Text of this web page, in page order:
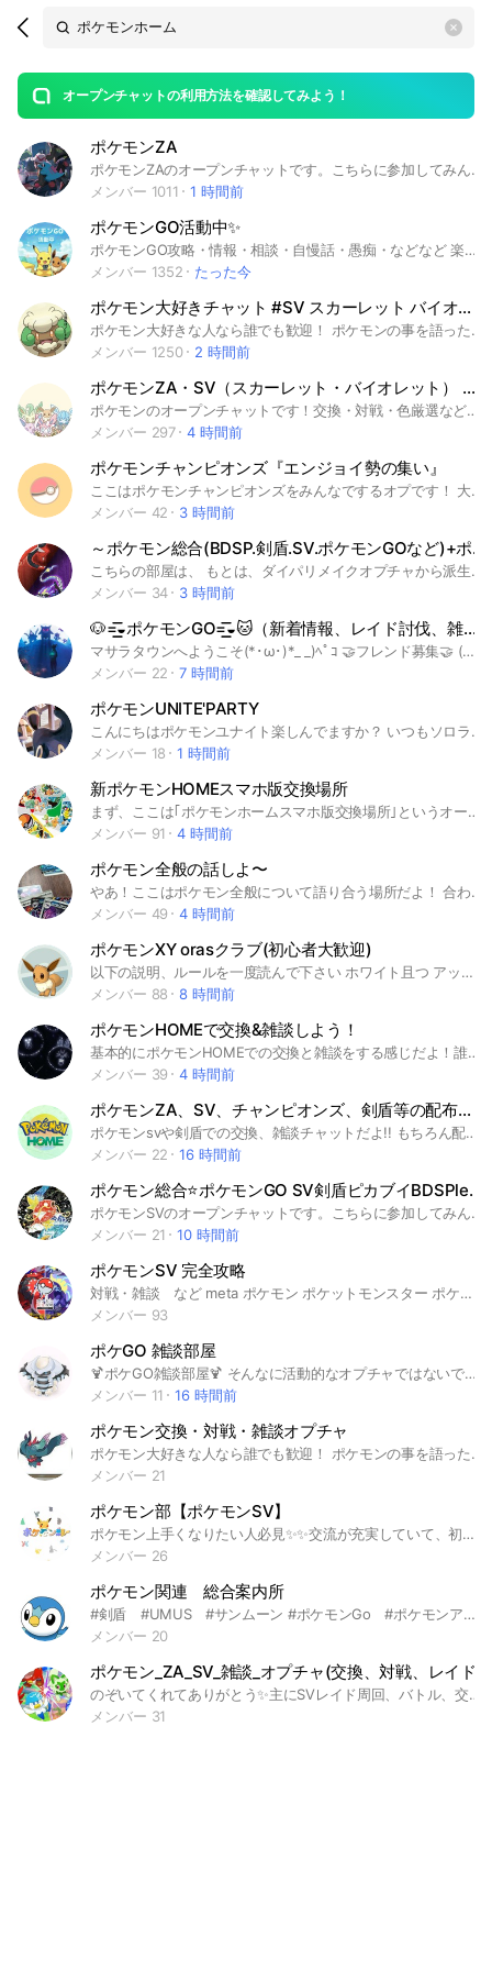
Search
OpenChats
messages
search
area
オープンチャットの利用方法を確認してみよう！
open
ポケモンZA
ポケモンZAのオープンチャットです。こちらに参加してみんなでポケモン楽しみましょう！ ポケモン ポケットモンスター ポケカ ポケモンカード ゲーム ピカチュウ イーブイ ピカブイ USM usm ウルトラ サン ムーン 剣盾 ソード シールド ポケGO ホーム HOME ポケダン ポケモン不思議のダンジョン 鎧の孤島 冠の雪原 ポケモンスナップ スナップ ポケスナトレード レイド Switch
メンバー 1011
1 時間前
ポケモンGO活動中✨
ポケモンGO攻略・情報・相談・自慢話・愚痴・などなど 楽しいメンバーが毎日にぎやかにトーク中😄 時には真剣にまた時にはおふざけも アットホームなオプチャです 是非ご参加くださいね ⚠️ここではフレンドコードを貼らないで下さい （専用のルームやノートがありますので そちらでよろしくお願いします） 🔺入室後はアナウンス&ノートの確認をしてから 投稿して下さい #ポケモンGO #ポケ活 #ポケモン #ポケGO #ゲーム #攻略 #レイドバトル #トレーナー #オープンチャット #情報交換 #ゲーム #攻略 #フレンド募集 #ポケGO #雑談 フレンド募集ルーム、バトルルーム、レイド招待ルームもアナウンスやノートから飛べますのでよろしくお願いします
メンバー 1352
たった今
ポケモン大好きチャット #SV スカーレット バイオレット スカバイ
ポケモン大好きな人なら誰でも歓迎！ ポケモンの事を語ったり 情報を交換したり 攻略・構築の相談をしたり ポケモンの事なら何でも 色々雑談しましょう meta ポケモン ポケットモンスター ポケカ ポケモンカード ゲーム ピカチュウ イーブイ ピカブイ USM usm ウルトラ サン ムーン 剣盾 ソード シールド ポケGO ホーム HOME ポケダン ポケモン不思議のダンジョン 鎧の孤島 冠の雪原 ポケモンスナップ スナップ ポケスナトレード レイド Switch スイッチ ダイパ ブリリアント ダイヤモンド シャイニング パール ダイパリメイク BDSP LEGENDS アルセウス スカーレット バイオレット SV スカー バイオ スカバイ チャンピオン ポケチャン
メンバー 1250
2 時間前
ポケモンZA・SV（スカーレット・バイオレット） 対戦・色違い交換＆配布部屋
ポケモンのオープンチャットです！交換・対戦・色厳選などしてみんなで楽しみましょう！ チャンピオンズ Champions 赤 緑 青 ピカチュウ 金 銀 クリスタル ルビー サファイア ファイアレッド リーフグリーン エメラルド ダイヤモンド パール プラチナ ハートゴールド ソウルシルバー ブラック ホワイト ブラック2 ホワイト2 X・Y オメガルビー アルファサファイア サン ムーン ウルトラサン ウルトラムーン Let’s Go! ピカチュウ Let’s Go! イーブイ ソード シールド ブリリアントダイヤモンド シャイニングパール Pokémon LEGENDS アルセウス スカーレット バイオレット ZA 攻略 図鑑 ふしぎなおくりもの 色違い 個体値 努力値 配布 過去作 伝説 準伝説 幻 鬼退治 キタカミ 碧の仮面 藍の円盤 DLC SV 最新作 レイド ポケモンセンター ポケモンgo ポケモンスリープ ポケモンカード switch 3DS ポケモンホーム ポケモンHOME ポケモンバンク
メンバー 297
4 時間前
ポケモンチャンピオンズ『エンジョイ勢の集い』
ここはポケモンチャンピオンズをみんなでするオプです！ 大会なども開催予定！ 初心者やポケモンをこれから始めようと思っている方是非！！ #ポケモン #ポケットモンスター #ポケモンチャンピオンズ #Pokemon #ポケモンSV #ポケモンgo #ポケモンホーム #対戦
メンバー 42
3 時間前
～ポケモン総合(BDSP.剣盾.SV.ポケモンGOなど)+ポケモン勉強部屋～
こちらの部屋は、 もとは、ダイパリメイクオプチャから派生してできたポケモン勉強メインのオプチャを作り替え、 「ポケモン総合(BDSP剣盾)+ポケモン勉強」オプチャとして再開した部屋です。 剣盾はやってるけど、ダイパリメイクはやってない、 剣盾もダイパリメイクも過去作も全部プレイしました、 今はまだポケモンをやったことないけどスカーレット・バイオレットから始めてみようかな？ 初心者だから、いろいろポケモンについて勉強したい！ スカーレット・バイオレットで、久しぶりにポケモンやります！ など、どんな方でも参加自由です。 ポケモンの勉強については、努力値や個体値、技構成、性格、タイプ相性、ストーリーのことなどポケモンのことならなんでも質問可です。大会参加者や育成論者が多数、回答者として参加しています。ポケモンについて学び、一緒に強くなりませんか？ ∗質問する際は、ある程度調べてから質問するようにしましょう。ネットの制限があり調べられないときは、その旨を伝えてから質問をお願いします。 ∗質疑応答中の横やり禁止です。(質問者の邪魔になる行為のことです。トークが流れてしまったり話が脱線したりするおそれがあるため) 参考画像を貼ったり、画像に線を引いたりしてサポートするのは🆗です‼️ ∗質疑応答が始まりましたら雑談を中断していただけるよう、協力お願いします。(質疑応答のトークが流れてしまうため。) ∗オプチャルールは厳守でお願いします。(アカウント凍結やオプチャ削除のおそれがあるため) まずは気楽に参加してみてください！ #ポケモン #ダイパリメイク#BDSP #ブリリアントダイヤモンド #シャイニングパール #剣盾 #SwSh #ソード・シールド #スカーレット・バイオレット #スカバイ #SV #ポケモンGO #ピカブイ #レジェンズアルセウス #ポケモンホーム #ポケモンユナイト #レイド #対戦 #交換 #マルチ #情報交換 #図鑑 #色違い #種族値 #個体値 #努力値 #性格 #特性 #わざ #技 #技構成 #育成論 #大会 #持ち物 #もちもの #パーティー #旅パ #結論パ #ポフィン #タイプ #ポケモン赤緑 #ポケモン金銀 #ポケモンルビーサファイア #ポケモンダイヤモンドパール #ポケモンブラックホワイト #ポケモンXY #ポケモンサンムーン
メンバー 34
3 時間前
🐶=͟͟͞͞◒ポケモンGO=͟͟͞͞◒🐱（新着情報、レイド討伐、雑談⭕)
マサラタウンへようこそ(*･ω･)*_ _)ﾍﾟｺ 🤝フレンド募集🤝 (ギフト、フレ欲しい方ギフト交換希望と書いてフレンドコード📷✨スクショ📷✨を貼ってからフレンドコード番号貼るようにして下さい) 👊レイドバトル共討👊 (募集する場合、レイドお誘いしてもらう方も必ず○○レイド、募集等記載してからフレンドコード画面をスクショしてからフレンドコード番号を貼るようにして下さい(1度限りの方は1度限りでフレンド切りますと書いてください)) 雑談 分からない事 ✉️質問等✉️ ガンガン聞いて下さい。 📷自慢写メ📸 (どしどしして下さい) 気軽に入室して下さいね☺️ ガチガチしたOPENチャット嫌なのでアットホームな感じでやってけたらと思います☺️ 日常会話あり (これ大事) ❌禁止事項❌ ❌LINE、番号聞いたトレーナー❌ ❌即退会させます❌ （発見した方は、即執行役員に連絡して下さい） LINEアカウントのペナルティを受けますので気をつけてください。 出来るだけ敬語を使って下さい。 ❌相手を不快にさせる発言❌ (ポケモン自慢以外) 位置偽造ポケモンの発言 ポケモンGOの規約に反する発言 以上 (注意事項) 随時更新しますので 宜しくお願いします🙇‍♂️ 皆さんで良いオープンチャットにしましょう😁 (臨時更新していきます。)
メンバー 22
7 時間前
ポケモンUNITE'PARTY
こんにちはポケモンユナイト楽しんでますか？ いつもソロランで苦しんで楽しくなくなってる方 下手だからと思って組む勇気のない方デュオ・トリオ・フルパ組んで楽しくランク・カジュアル・クイック老若男女問わず遊びませんか〜♪少人数制でアットホームなオプにしたいと思ってます。もちろん初心者の方も歓迎♪初心者でまだランク低いようでしたら言っていただければサブ垢でお手伝いor練習にお付き合いします。（腕前は中級レベルですが💦）子育て中に合間時に遊びたい方も大歓迎♪ 「上手くないからパーティー組んだ方に迷惑かけると思いデュオ等組む勇気がないな〜」とお考えのあなた大丈夫！初めから上手な人は居ないんだから皆んなで上手くなろ〜 誰とも比べさせるな。誰からも学びまくれ！がモットーの主です。（自分の尊敬するアーティストの言葉です👍） ただ暴言など相手を尊重しない方は強制退会させていただきますm(_ _)m #ポケモン#ユナイト#ポケモンユナイト #初心者#大人#子育 令和8年1月5日開設
メンバー 18
1 時間前
新ポケモンHOMEスマホ版交換場所
まず、ここは｢ポケモンホームスマホ版交換場所｣というオープンチャットの主さんが機能しなくなってしまったので旧メンバーによりこのオープンチャットを制作し『新ポケモンホームスマホ版交換場所』として新たに活動しています😉👍 旧ポケモンホームスマホ版交換場所にいる方は、できる限りここに移動お願いしますm(__)m ここではメインはポケモンホームスマホ版での交換 そして本家、ポケGO、ポケモン雑談などポケモン関連のオープンチャットです✨ ポケモンが好きな人はぜひここに遊びに来てください！ 【現在の詐欺や改造交換逃げの総数】 🌟1回🌟 指名手配 おさかなドラゴン ZBBTJPRGLTSC 【現在の荒らしの数】 🔥0回🔥 【再参加禁止になった方】 ⚠️125人⚠️ #ポケモン #ポケモンホーム #ポケモンGO #ポケモンSV #ポケモン剣盾 #ポケモン雑談 #ポケモン交換 #ポケモンHOME #ポケモン本家 #ポケとる #ポケモンZA #ポケモン情報 #Pokémon #雑談 #交換 #ポケモンHOME #Pokémon HOME #ポケモンバンク #ポケムーバー #ZA #SV #剣盾 #USUM #ORAS #SM #XY #BW2 #BW #BDSP #DPt#LGPE #HGSS #E #OR #FRRG #C #金銀 #黄 #青 #赤緑 #RGBP
メンバー 91
4 時間前
ポケモン全般の話しよ〜
やあ！ここはポケモン全般について語り合う場所だよ！ 合わないと思ったら抜けて大丈夫！ ポケカやポケポケ、ポケモンGOやポケモンZA.SV.SM.MEGA？等のシリーズについての話など。此処は皆で楽しく話そうと考えています。入ってくれると嬉しいです！是非入って下さい！！また、此処では皆の意見を可能な限り取り込んでいきたいと思いますので、是非、意見等があったら遠慮なくお伝え下さい。尚、荒らしなどの問題行為は再入室不可にします。まずしないで⭐️ #ポケモン #Pocketmonster #ポケモンGO #ポケGO #ポケポケ #PocketmonsterPocket #ポケモンカード #ポケカ #ピカブイ #ピカチュウ #イーブイ #剣盾 #ソード #シールド #ダイパリメイク #DPSP #ブリリアントダイヤモンド #シャイニングパール #レジェアル #LA #レジェンズアルセウス #SV #スカーレット #ヴァイオレット #ZA #Z-A #ポケモンホーム #色違い厳選 #ポケモンチャンピオンズ#ポケチャン#Pokémon Champions
メンバー 49
4 時間前
ポケモンXY orasクラブ(初心者大歓迎)
以下の説明、ルールを一度読んで下さい ホワイト且つ アットホームな温かいオプチャです！ 主にポケモンXY、orasに ついての相談や雑談、 意見交換を行っています。 対戦・交換などのお誘いも OKです！ 大会やジムバトルなどの楽しい イベントも不定期に開催してます！ 他の世代や「ポケダン」 などの外伝(？)作品の話も そこそこ知ってるので サブトークルームにて 気軽に話して下さい！！！ 玄人の方や これから始めようかなー？ という方も誰でも大歓迎です！ もしよかったらノートに軽い 自己紹介をして下さい。 フレコも載せてくれると助かるなぁ～。 💮注意事項💮 ✅荒らしや暴言などの行為は お断りします。万が一そのような 人がいても下手に対応しないで下さい。 他人を不快にさせない 程度のタメ口は許可します。 ✅他のオプチャさんの宣伝、 勧誘、リンクの転載は 管理人または副管理人の 許可が降りるまで控えて下さい。 ✅私の都合上、加入時などの 挨拶ができないor遅れる場合があるので ご了承ください。 ✅加入してすぐポケモンや道具を ねだる行為(クレクレ)は やめて下さい。挨拶くらいは してもらわないと悲しいよぉ。 挨拶してからすぐ というのもね… まぁいいけどw ✅ポケモンや道具の売買 (実際のお金を使った取引) は禁止しています。 ✅即抜けもやめて下さい。 ✅改造などの不正行為をしないで 下さい。 (乱数調整とかは…まぁ許すかも) ✅改造と思われるポケモンや道具を 持っている場合は逃がしたり捨てたり して下さい。「これって改造？」と 疑問に思ったら遠慮なく相談してね。 (悪いのは改造を持ってる人でなく 作った人です！) ✅改造を匂わすことや 非常識なことを言ってくる人が いたら、メンションするなどして 教えて下さいな。 ✅本オプチャを退会する際、 できれば何か一言言って欲しいです。 同時に ノートを書いていた場合 削除をお願いします。 ✅まともな異議・申し立てがあれば 遠慮なく言って下さい。 ⭐ここまで読んでくださって ありがとうございます！ #ポケモン #ポケモンXY #ポケモンoras #第六世代 #第6世代 #急上昇ランキング1位 #イーブイのアイコン #ジラーチ氏
メンバー 88
8 時間前
ポケモンHOMEで交換&雑談しよう！
基本的にポケモンHOMEでの交換と雑談をする感じだよ！誰でも大歓迎⭐️ポケポケ 、ポケフレ、もちろんどのポケモンの世代の話でもOK！ #ポケモン #ポケモンホーム #ポケモンGO#ポケモンSV #ポケモン剣盾 #ポケモン雑談#ポケモン交換 #ポケモンHOME #ポケモン本家#ポケとる#ポケモンZA #ポケモン情報#ポケポケ#ポケモンチャンピオンズ#ポケモンユナイト#ポケモンマスターズex#ポケモンスクランブル#ポケモンピクロス#ポケモン新作
メンバー 39
4 時間前
ポケモンZA、SV、チャンピオンズ、剣盾等の配布、交換、対戦Chat！
ポケモンsvや剣盾での交換、雑談チャットだよ!! もちろん配布もあります ポケモンsv配布 ポケモン剣盾配布 配布 色伝 色幻 親名指定可能 色違い 過去配布 SV sv 剣盾 ソードシールド スカーレットバイオレット レジェアル Legendsアルセウス ピカブイ ダイパ ダイパリメイク シャイニングパール ブリリアントダイヤモンド Switch ソフト 交換 雑談 ポケモンgo GO ポケGO ホーム HOME チャンピオンズ チャンピオン ちゃんぽん ちゃんぽんず ウインド ウェーブ ウィンド ウエーブ WIND WAVE
メンバー 22
16 時間前
ポケモン総合⭐️ポケモンGO SV剣盾ピカブイBDSPlegendsアルセウスZ-Aポケポケ
ポケモンSVのオープンチャットです。こちらに参加してみんなでポケモン楽しみましょう！ ポケモン ポケットモンスター ポケカ ポケモンカード ゲーム ピカ チュウイーブイピカブイ USM usm ウルトラ サンムーン剣盾 ソードシールドポケGOホーム HOME ポケダン ポケモン不思議のダンジョン 鎧の孤島 冠の雪原ポケモンスナップスナップポケ スナトレードレイドSwitch スイッチ ダイパブリリアント ダイヤモンド シャイニングパール ダイパリメイク BDSP LEGENDS アルセウス スカーレットバイオレットSV スカーバイオスカバイ
メンバー 21
10 時間前
ポケモンSV 完全攻略
対戦・雑談 など meta ポケモン ポケットモンスター ポケカ ポケモンカード ゲーム ピカチュウ イーブイ ピカブイ USM usm ウルトラ サン ムーン 剣盾 ソード シールド ポケGO ホーム HOME ポケダン ポケモン不思議のダンジョン 鎧の孤島 冠の雪原 ポケモンスナップ スナップ ポケスナトレード レイド Switch スイッチ ダイパ ブリリアント ダイヤモンド シャイニング パール ダイパリメイク BDSP LEGENDS アルセウス スカーレット ヴァイオレット SV
メンバー 93
ポケGO 雑談部屋
🍹ポケGO雑談部屋🍹 そんなに活動的なオプチャではないですが アットホームで面白い部屋にしたいです♪ ★イベントを全力で楽しみたい ★何でも聞ける仲間が欲しい ★雑談しながら楽しくやりたい ★始めたばかりでよく分からん そんな方は是非お越しください✨ 管理人もメンバー全員が楽しめるよう 頑張っていきます😊 🗝入室の際の質問にしっかりと 回答してくれた方のみ入室を許可 させていただいております🗝 メンバーさんをトラブルに 巻き込まないためです。 ご了承ください🙇⋱♀️ #ポケモンGO#ポケGO#ポケモン #雑談#始めたばかり#初心者 #質問#少人数
メンバー 11
16 時間前
ポケモン交換・対戦・雑談オプチャ
ポケモン大好きな人なら誰でも歓迎！ ポケモンの事を語ったり 情報を交換したり 攻略・構築の相談をしたり ポケモンの事なら何でも 色々雑談しましょう meta ポケモン ポケットモンスター ポケカ ポケモンカード ゲーム ピカチュウ イーブイ ピカブイ USM usm ウルトラ サン ムーン 剣盾 ソード シールド ポケGO ホーム HOME ポケダン ポケモン不思議のダンジョン 鎧の孤島 冠の雪原 ポケモンスナップ スナップ ポケスナトレード レイド Switch スイッチ ダイパ ブリリアント ダイヤモンド シャイニング パール ダイパリメイク BDSP LEGENDS アルセウス スカーレット バイオレット SV スカー バイオ スカバイ#ポケモン
メンバー 21
ポケモン部【ポケモンSV】
ポケモン上手くなりたい人必見✨✨交流が充実していて、初心者さんから上級者さんまで幅広い方が楽しめるオープンチャットです！是非遊びに来てみてください！ -𝙊𝙋𝙀𝙉-2023/01/29 -𝗥𝗘𝗡𝗘𝗪𝗔𝗜-2023/07/19 ・検索用 ・ ゲーム 任天堂switch ポケモン ポケットモンスター ポケカ ポケモンカードゲーム 剣盾 ソード シールド ポケモンGO Pokemon ホーム HOME 鎧の孤島 冠の雪原 任天堂switch ダイパ ブリリアントダイヤモンド シャイニングパール ダイパリメイク BDSP LEGENDSアルセウス スカーレット バイオレット SV 碧の仮面 藍の円盤 ポケモンSleep Pokemoncardpocket ポケポケ
メンバー 26
ポケモン関連 総合案内所
#剣盾 #UMUS #サンムーン #ポケモンGo #ポケモンアルセウス #XY #ポケモンホーム 過去作品から 現在のアルセウスまで 交換 バトル 雑談 色々やりましょ ワイワイしましょ 緩くやりたいので 盛り上げましょう 入る時に軽く挨拶してね ※交換で詐欺されても責任追いません！！話だけ聞きます その他ポケモンアニメネタ 面白い画像でもあり 頻繁に顔出さなくても 気軽に顔出して下さい よろしくお願いいたします #ポケモン #雑談
メンバー 20
ポケモン_ZA_SV_雑談_オプチャ(交換、対戦、レイド)
のぞいてくれてありがとう✨主にSVレイド周回、バトル、交換、雑談を目的にしてます🌸 流れがゆっくりなので、大人数に疲れたらきてみてね☺️🌱なにかに特化した人が多いオプです🌟入るときは挨拶お願いします！ #ポケモン #ポケモンSV #SV #バイオレット #スカーレット #ポケモン交換 #交換 #色 #色違い #いろちがい #レイド #レイド周回 #スパイス #スパイスレイド #パルデア #キタカミ #ブルベ #ブルベリーグ #図鑑 #図解埋め #ポケモンホーム #ポケモンHOME
メンバー 31